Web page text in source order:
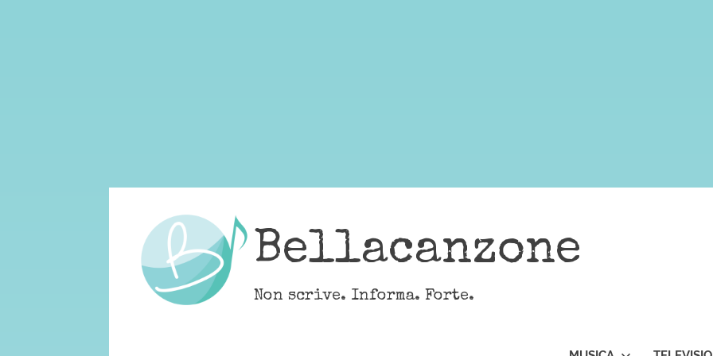
content
Bellacanzone
Non scrive. Informa. Forte.